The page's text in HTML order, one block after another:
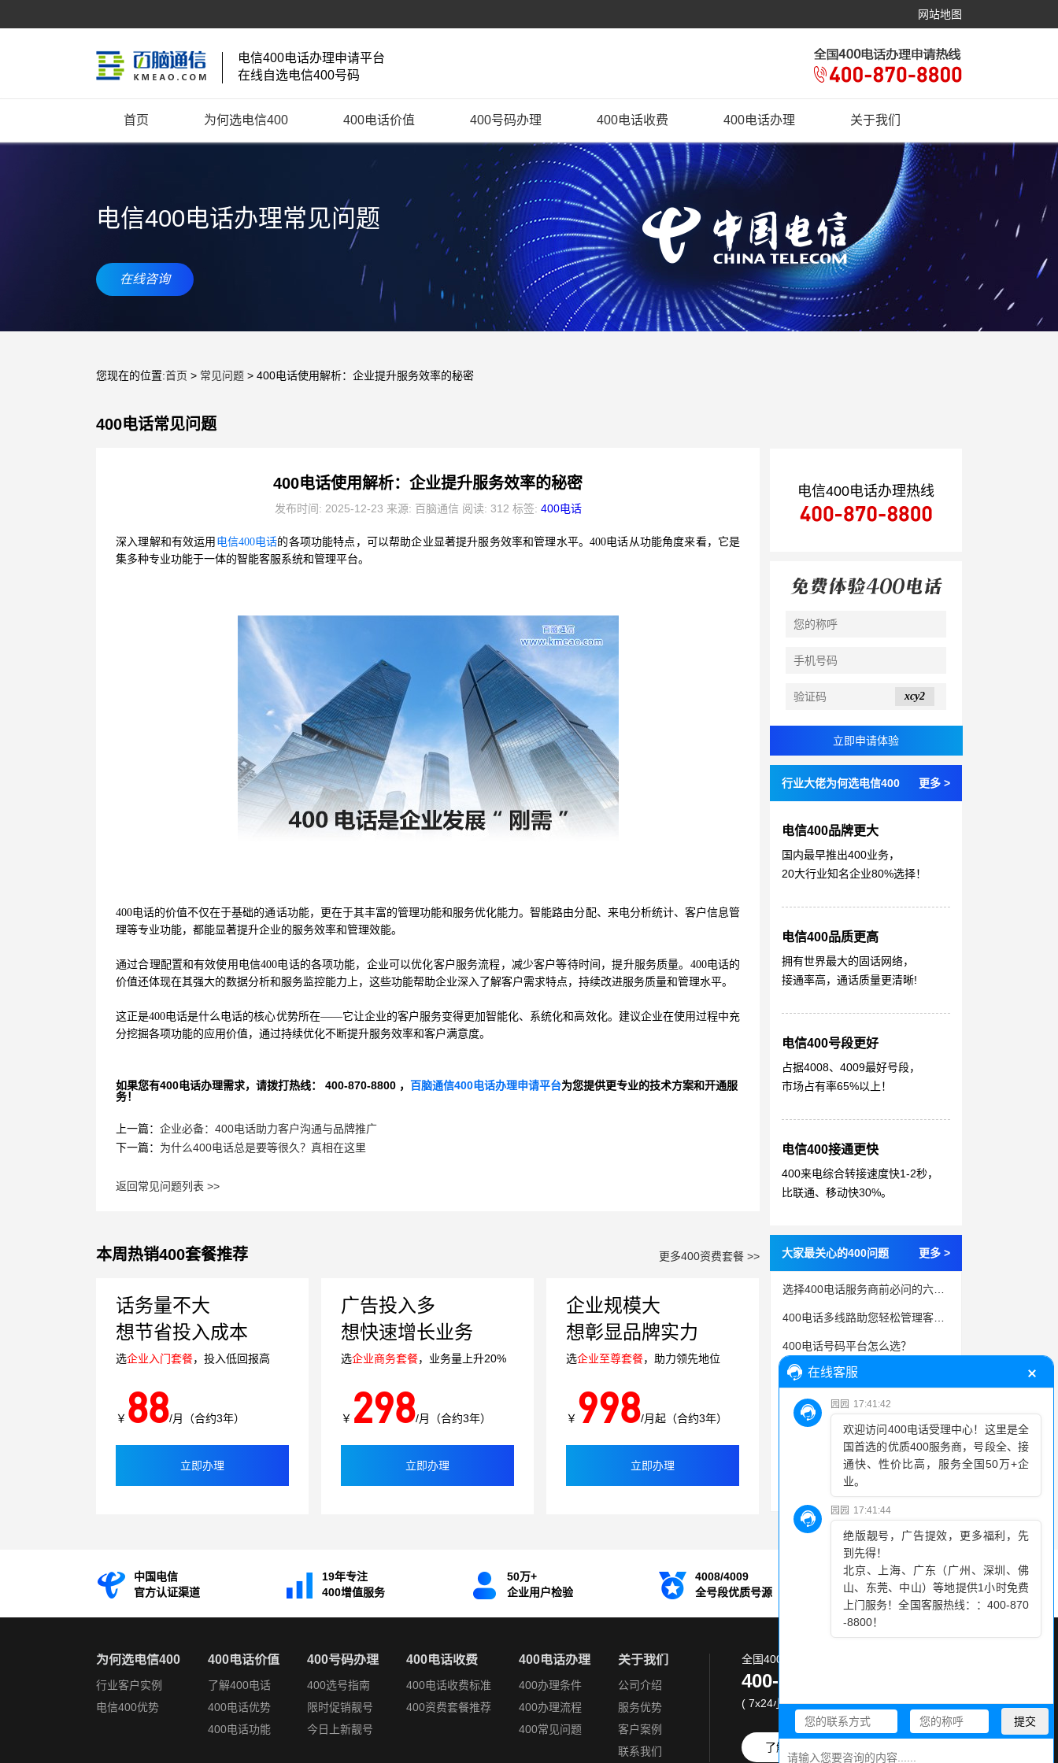
网站地图
电信400电话办理申请平台
在线自选电信400号码
首页 为何选电信400 400电话价值 400号码办理 400电话收费 400电话办理 关于我们
电信400电话办理常见问题
在线咨询
您现在的位置:首页 > 常见问题 > 400电话使用解析：企业提升服务效率的秘密
400电话常见问题
400电话使用解析：企业提升服务效率的秘密
发布时间: 2025-12-23 来源: 百脑通信 阅读: 312 标签: 400电话
深入理解和有效运用 电信400电话的各项功能特点，可以帮助企业显著提升服务效率和管理水平。400电话从功能角度来看，它是
集多种专业功能于一体的智能客服系统和管理平台。
400电话的价值不仅在于基础的通话功能，更在于其丰富的管理功能和服务优化能力。智能路由分配、来电分析统计、客户信息管
理等专业功能，都能显著提升企业的服务效率和管理效能。
通过合理配置和有效使用电信400电话的各项功能，企业可以优化客户服务流程，减少客户等待时间，提升服务质量。400电话的
价值还体现在其强大的数据分析和服务监控能力上，这些功能帮助企业深入了解客户需求特点，持续改进服务质量和管理水平。
这正是400电话是什么电话的核心优势所在——它让企业的客户服务变得更加智能化、系统化和高效化。建议企业在使用过程中充
分挖掘各项功能的应用价值，通过持续优化不断提升服务效率和客户满意度。
如果您有400电话办理需求，请拨打热线： 400-870-8800 ， 百脑通信400电话办理申请平台为您提供更专业的技术方案和开通服
务！
上一篇： 企业必备：400电话助力客户沟通与品牌推广
下一篇： 为什么400电话总是要等很久？真相在这里
返回常见问题列表 >>
本周热销400套餐推荐 更多400资费套餐 >>
话务量不大
想节省投入成本
选企业入门套餐，投入低回报高
￥ 88/月（合约3年）
立即办理
广告投入多
想快速增长业务
选企业商务套餐，业务量上升20%
￥ 298/月（合约3年）
立即办理
企业规模大
想彰显品牌实力
选企业至尊套餐，助力领先地位
￥ 998/月起（合约3年）
立即办理
电信400电话办理热线
xcy2
行业大佬为何选电信400 更多 >
电信400品牌更大
国内最早推出400业务，
20大行业知名企业80%选择！
电信400品质更高
拥有世界最大的固话网络，
接通率高，通话质量更清晰!
电信400号段更好
占据4008、4009最好号段，
市场占有率65%以上！
电信400接通更快
400来电综合转接速度快1-2秒，
比联通、移动快30%。
大家最关心的400问题 更多 >
400电话号码平台怎么选？
石家庄企业高效办理400电话
突破时间与空间限制，400电话带来办公新自由
400电话并非一个客服号码这么简单
400电话加盟，携手打造品牌优势
中国电信
官方认证渠道
19年专注
400增值服务
50万+
企业用户检验
4008/4009
全号段优质号源
7*24小时
售后服务保障
为何选电信400
行业客户实例
电信400优势
400电话价值
了解400电话
400电话优势
400电话功能
400号码办理
400选号指南
限时促销靓号
今日上新靓号
400电话收费
400电话收费标准
400资费套餐推荐
400电话办理
400办理条件
400办理流程
400常见问题
关于我们
公司介绍
服务优势
客户案例
联系我们
全国400电话服务热线:
400-870-8800
( 7x24小时 )
了解更多